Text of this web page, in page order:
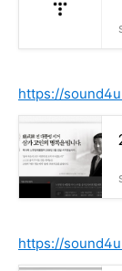
https://
https://